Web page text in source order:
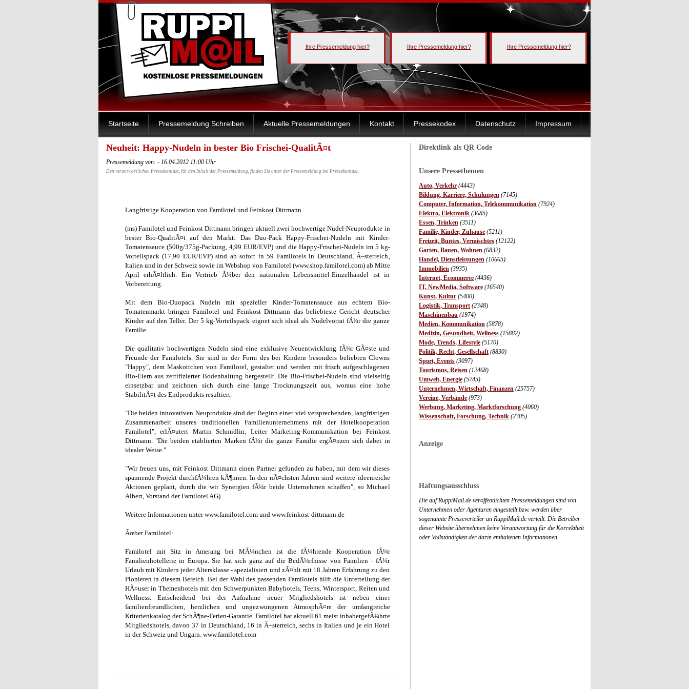
Ihre Pressemeldung hier? Ihre Pressemeldung hier? Ihre Pressemeldung hier?
Startseite Pressemeldung Schreiben Aktuelle Pressemeldungen Kontakt Pressekodex Datenschutz Impressum
Direktlink als QR Code
Unsere Pressethemen
Auto, Verkehr (4443)
Bildung, Karriere, Schulungen (7145)
Computer, Information, Telekommunikation (7924)
Elektro, Elektronik (3685)
Essen, Trinken (3511)
Familie, Kinder, Zuhause (5211)
Freizeit, Buntes, Vermischtes (12122)
Garten, Bauen, Wohnen (6832)
Handel, Dienstleistungen (10665)
Immobilien (3935)
Internet, Ecommerce (4436)
IT, NewMedia, Software (16540)
Kunst, Kultur (5400)
Logistik, Transport (2348)
Maschinenbau (1974)
Medien, Kommunikation (5878)
Medizin, Gesundheit, Wellness (15882)
Mode, Trends, Lifestyle (5170)
Politik, Recht, Gesellschaft (8830)
Sport, Events (3097)
Tourismus, Reisen (12468)
Umwelt, Energie (5745)
Unternehmen, Wirtschaft, Finanzen (25757)
Vereine, Verbände (973)
Werbung, Marketing, Marktforschung (4060)
Wissenschaft, Forschung, Technik (2305)
Anzeige
Haftungsausschluss
Die auf RuppiMail.de veröffentlichten Pressemeldungen sind von
Unternehmen oder Agenturen eingestellt bzw. werden über
sogenannte Presseverteiler an RuppiMail.de verteilt. Die Betreiber
dieser Website übernehmen keine Verantwortung für die Korrektheit
oder Vollständigkeit der darin enthaltenen Informationen.
Neuheit: Happy-Nudeln in bester Bio Frischei-QualitÃ¤t
Pressemeldung von: - 16.04.2012 11:00 Uhr
Den verantwortlichen Pressekontakt, für den Inhalt der Pressemeldung, finden Sie unter der Pressemeldung bei Pressekontakt.
Langfristige Kooperation von Familotel und Feinkost Dittmann
(ms) Familotel und Feinkost Dittmann bringen aktuell zwei hochwertige Nudel-Neuprodukte in
bester Bio-QualitÃ¤t auf den Markt: Das Duo-Pack Happy-Frischei-Nudeln mit Kinder-
Tomatensauce (500g/375g-Packung, 4,99 EUR/EVP) und die Happy-Frischei-Nudeln im 5 kg-
Vorteilspack (17,90 EUR/EVP) sind ab sofort in 59 Familotels in Deutschland, Ã–sterreich,
Italien und in der Schweiz sowie im Webshop von Familotel (www.shop.familotel.com) ab Mitte
April erhÃ¤ltlich. Ein Vertrieb Ã¼ber den nationalen Lebensmittel-Einzelhandel ist in
Vorbereitung.
Mit dem Bio-Duopack Nudeln mit spezieller Kinder-Tomatensauce aus echtem Bio-
Tomatenmarkt bringen Familotel und Feinkost Dittmann das beliebteste Gericht deutscher
Kinder auf den Teller. Der 5 kg-Vorteilspack eignet sich ideal als Nudelvorrat fÃ¼r die ganze
Familie.
Die qualitativ hochwertigen Nudeln sind eine exklusive Neuentwicklung fÃ¼r GÃ¤ste und
Freunde der Familotels. Sie sind in der Form des bei Kindern besonders beliebten Clowns
"Happy", dem Maskottchen von Familotel, gestaltet und werden mit frisch aufgeschlagenen
Bio-Eiern aus zertifizierter Bodenhaltung hergestellt. Die Bio-Frischei-Nudeln sind vielseitig
einsetzbar und zeichnen sich durch eine lange Trocknungszeit aus, woraus eine hohe
StabilitÃ¤t des Endprodukts resultiert.
"Die beiden innovativen Neuprodukte sind der Beginn einer viel versprechenden, langfristigen
Zusammenarbeit unseres traditionellen Familienunternehmens mit der Hotelkooperation
Familotel", erlÃ¤utert Martin Schmidlin, Leiter Marketing-Kommunikation bei Feinkost
Dittmann. "Die beiden etablierten Marken fÃ¼r die ganze Familie ergÃ¤nzen sich dabei in
idealer Weise."
"Wir freuen uns, mit Feinkost Dittmann einen Partner gefunden zu haben, mit dem wir dieses
spannende Projekt durchfÃ¼hren kÃ¶nnen. In den nÃ¤chsten Jahren sind weitere ideenreiche
Aktionen geplant, durch die wir Synergien fÃ¼r beide Unternehmen schaffen", so Michael
Albert, Vorstand der Familotel AG).
Weitere Informationen unter www.familotel.com und www.feinkost-dittmann.de
Ãœber Familotel:
Familotel mit Sitz in Amerang bei MÃ¼nchen ist die fÃ¼hrende Kooperation fÃ¼r
Familienhotellerie in Europa. Sie hat sich ganz auf die BedÃ¼rfnisse von Familien - fÃ¼r
Urlaub mit Kindern jeder Altersklasse - spezialisiert und zÃ¤hlt mit 18 Jahren Erfahrung zu den
Pionieren in diesem Bereich. Bei der Wahl des passenden Familotels hilft die Unterteilung der
HÃ¤user in Themenhotels mit den Schwerpunkten Babyhotels, Teens, Wintersport, Reiten und
Wellness. Entscheidend bei der Aufnahme neuer Mitgliedshotels ist neben einer
familienfreundlichen, herzlichen und ungezwungenen AtmosphÃ¤re der umfangreiche
Kriterienkatalog der SchÃ¶ne-Ferien-Garantie. Familotel hat aktuell 61 meist inhabergefÃ¼hrte
Mitgliedshotels, davon 37 in Deutschland, 16 in Ã–sterreich, sechs in Italien und je ein Hotel
in der Schweiz und Ungarn. www.familotel.com